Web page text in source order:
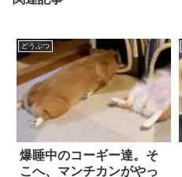
どうぶつ
爆睡中のコーギー達。そ
こへ、マンチカンがやっ